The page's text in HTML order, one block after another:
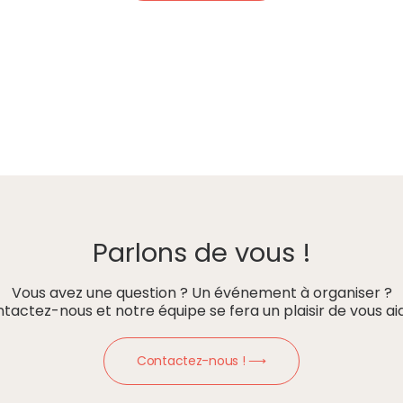
Parlons de vous !
Vous avez une question ? Un événement à organiser ?
nous et notre équipe se fera un plaisir de vous
Contactez-nous ! ⟶